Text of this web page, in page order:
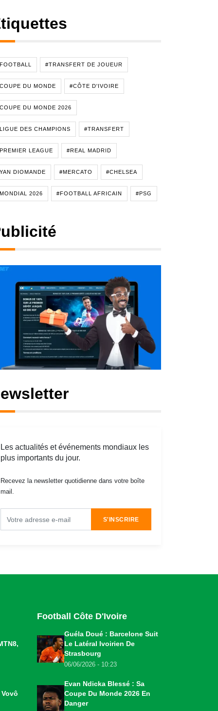
#TRANSFERT DE JOUEUR
DU MONDE #CÔTE D'IVOIRE
DU MONDE 2026
DES CHAMPIONS #TRANSFERT
LEAGUE #REAL MADRID
DIOMANDE #MERCATO #CHELSEA
2026 #FOOTBALL AFRICAIN #PSG
Les actualités et événements mondiaux les
plus importants du jour.
Recevez la newsletter quotidienne dans votre boîte
mail.
S'INSCRIRE
Football Côte D'Ivoire
Guéla Doué : Barcelone Suit
Le Latéral Ivoirien De
Strasbourg
06/06/2026 - 10:23
Evan Ndicka Blessé : Sa
Coupe Du Monde 2026 En
Danger